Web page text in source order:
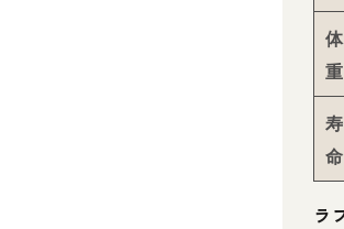
体
重
寿
命
ラ